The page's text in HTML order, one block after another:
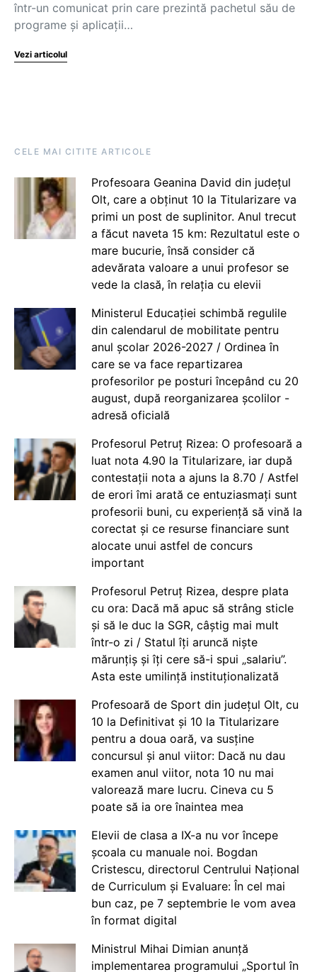
într-un comunicat prin care prezintă pachetul său de
programe și aplicații…
Vezi articolul
CELE MAI CITITE ARTICOLE
Profesoara Geanina David din județul
Olt, care a obținut 10 la Titularizare va
primi un post de suplinitor. Anul trecut
a făcut naveta 15 km: Rezultatul este o
mare bucurie, însă consider că
adevărata valoare a unui profesor se
vede la clasă, în relația cu elevii
Ministerul Educației schimbă regulile
din calendarul de mobilitate pentru
anul școlar 2026-2027 / Ordinea în
care se va face repartizarea
profesorilor pe posturi începând cu 20
august, după reorganizarea școlilor -
adresă oficială
Profesorul Petruț Rizea: O profesoară a
luat nota 4.90 la Titularizare, iar după
contestații nota a ajuns la 8.70 / Astfel
de erori îmi arată ce entuziasmați sunt
profesorii buni, cu experiență să vină la
corectat și ce resurse financiare sunt
alocate unui astfel de concurs
important
Profesorul Petruț Rizea, despre plata
cu ora: Dacă mă apuc să strâng sticle
și să le duc la SGR, câștig mai mult
într-o zi / Statul îți aruncă niște
mărunțiș și îți cere să-i spui „salariu”.
Asta este umilință instituționalizată
Profesoară de Sport din județul Olt, cu
10 la Definitivat și 10 la Titularizare
pentru a doua oară, va susține
concursul și anul viitor: Dacă nu dau
examen anul viitor, nota 10 nu mai
valorează mare lucru. Cineva cu 5
poate să ia ore înaintea mea
Elevii de clasa a IX-a nu vor începe
școala cu manuale noi. Bogdan
Cristescu, directorul Centrului Național
de Curriculum și Evaluare: În cel mai
bun caz, pe 7 septembrie le vom avea
în format digital
Ministrul Mihai Dimian anunță
implementarea programului „Sportul în